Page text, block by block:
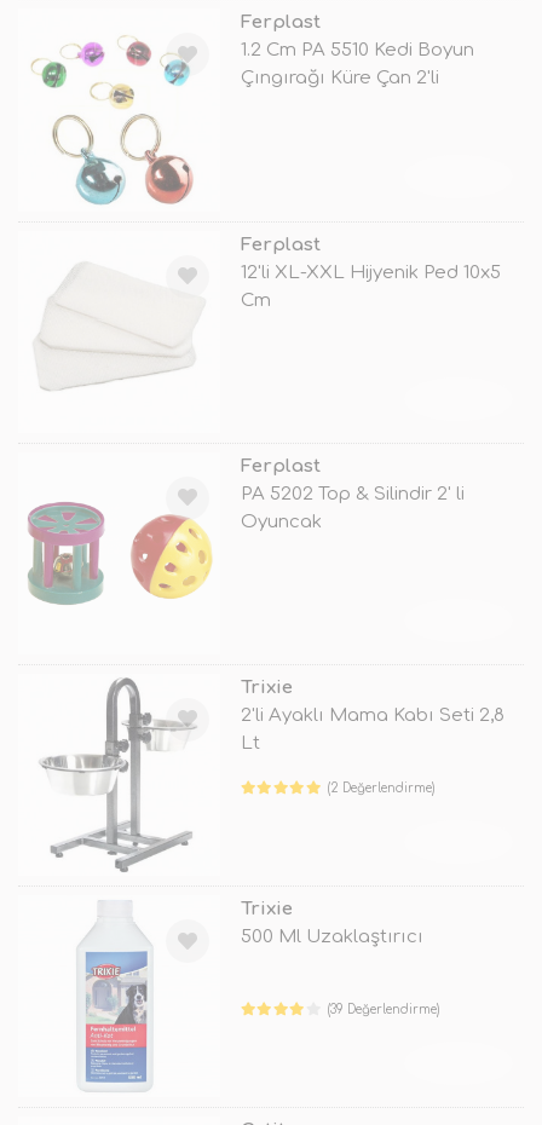
Ferplast
1.2 Cm PA 5510 Kedi Boyun
Çıngırağı Küre Çan 2'li
Ferplast
12'li XL-XXL Hijyenik Ped 10x5
Cm
Ferplast
PA 5202 Top & Silindir 2' li
Oyuncak
Trixie
2'li Ayaklı Mama Kabı Seti 2,8
Lt
(2 Değerlendirme)
Trixie
500 Ml Uzaklaştırıcı
(39 Değerlendirme)